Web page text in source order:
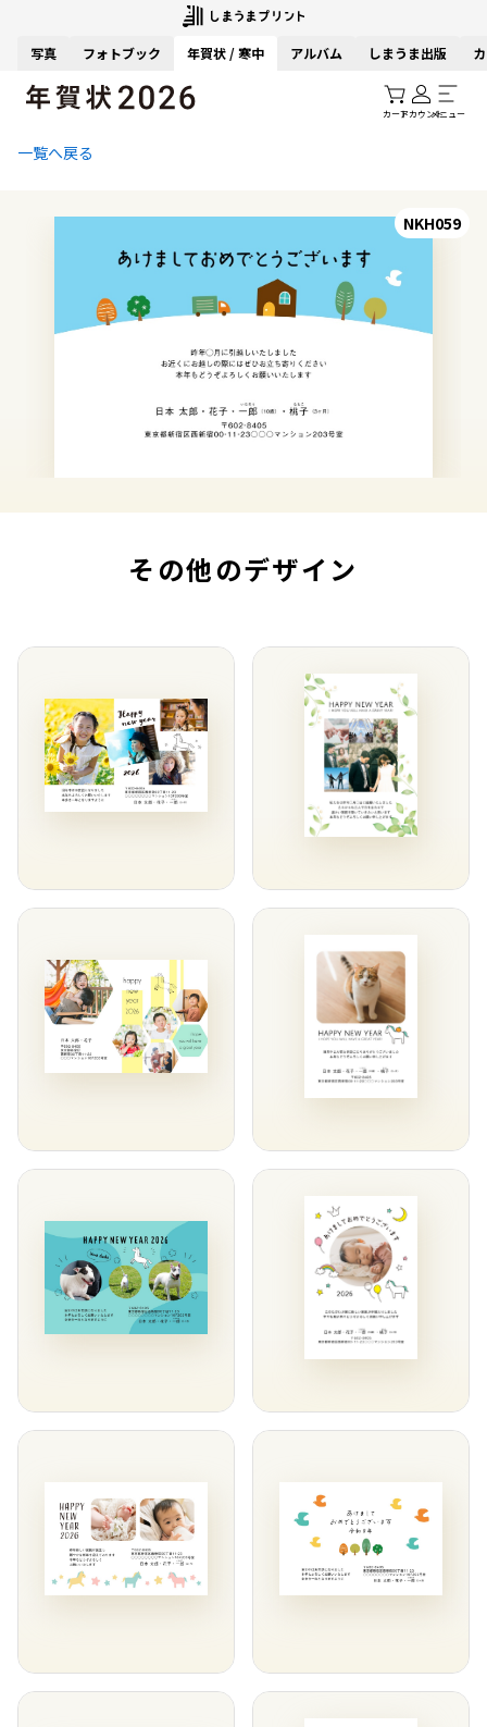
写真 フォトブック 年賀状 / 寒中 アルバム しまうま出版
カートアカウントメニュー
一覧へ戻る
NKH059
その他のデザイン